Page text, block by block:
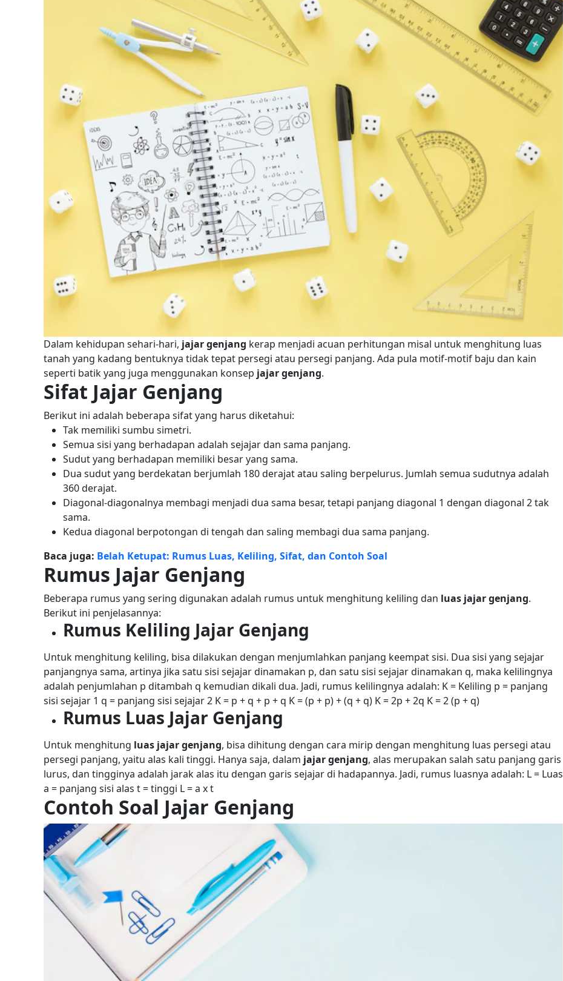
Dalam kehidupan sehari-hari, jajar genjang kerap menjadi acuan perhitungan misal untuk menghitung luas
tanah yang kadang bentuknya tidak tepat persegi atau persegi panjang. Ada pula motif-motif baju dan kain
seperti batik yang juga menggunakan konsep jajar genjang.
Sifat Jajar Genjang
Berikut ini adalah beberapa sifatyang harus diketahui:
Tak memiliki sumbu simetri.
Semua sisi yang berhadapan adalah sejajar dan sama panjang.
Sudut yang berhadapan memiliki besar yang sama.
Dua sudut yang berdekatan berjumlah 180 derajat atau saling berpelurus. Jumlah semua sudutnya adalah
360 derajat.
Diagonal-diagonalnya membagi menjadi dua sama besar, tetapi panjang diagonal 1 dengan diagonal 2 tak
sama.
Kedua diagonal berpotongan di tengah dan saling membagi dua sama panjang.
Baca juga: Belah Ketupat: Rumus Luas, Keliling, Sifat, dan Contoh Soal
Rumus Jajar Genjang
Beberapa rumus yang sering digunakan adalah rumus untuk menghitung keliling dan luas jajar genjang.
Berikut ini penjelasannya:
Rumus Keliling Jajar Genjang
Untuk menghitung keliling, bisa dilakukan dengan menjumlahkan panjang keempat sisi. Dua sisi yang sejajar
panjangnya sama, artinya jika satu sisi sejajar dinamakan p, dan satu sisi sejajar dinamakan q, maka kelilingnya
adalah penjumlahan p ditambah q kemudian dikali dua. Jadi, rumus kelilingnya adalah: K = Keliling p = panjang
sisi sejajar 1 q = panjang sisi sejajar 2 K = p + q + p + q K = (p + p) + (q + q) K = 2p + 2q K = 2 (p + q)
Rumus Luas Jajar Genjang
Untuk menghitung luas jajar genjang, bisa dihitung dengan cara mirip dengan menghitung luas persegi atau
persegi panjang, yaitu alas kali tinggi. Hanya saja, dalam jajar genjang, alas merupakan salah satu panjang garis
lurus, dan tingginya adalah jarak alas itu dengan garis sejajar di hadapannya. Jadi, rumus luasnya adalah: L = Luas
a = panjang sisi alas t = tinggi L = a x t
Contoh Soal Jajar Genjang